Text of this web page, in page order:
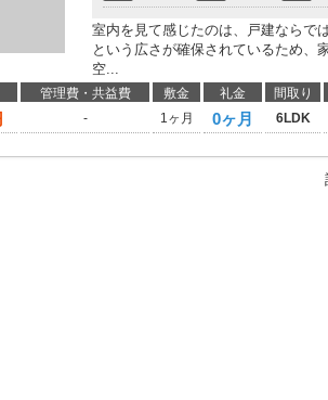
室内を見て感じたのは、戸建ならで
という広さが確保されているため、
空...
管理費・共益費 敷金 礼金 間取り
- 1ヶ月 0ヶ月 6LDK